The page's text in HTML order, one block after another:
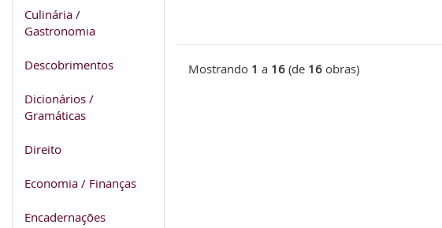
Culinária /
Gastronomia
Descobrimentos
Dicionários /
Gramáticas
Direito
Economia / Finanças
Encadernações
Mostrando 1 a 16 (de 16 obras)